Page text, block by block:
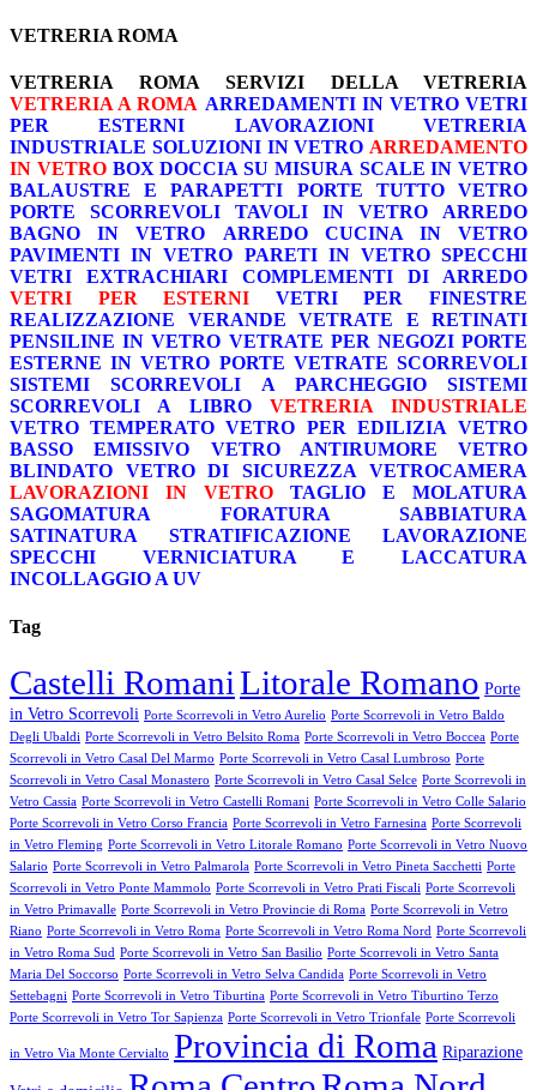
VETRERIA ROMA
VETRERIA ROMA
SERVIZI DELLA VETRERIA
VETRERIA A ROMA ARREDAMENTI IN VETRO VETRI
PER ESTERNI
LAVORAZIONI
VETRERIA
INDUSTRIALE SOLUZIONI IN VETRO ARREDAMENTO
IN VETRO BOX DOCCIA SU MISURA SCALE IN VETRO
BALAUSTRE E PARAPETTI
PORTE TUTTO VETRO
PORTE SCORREVOLI
TAVOLI IN VETRO
ARREDO
BAGNO IN VETRO
ARREDO CUCINA IN VETRO
PAVIMENTI IN VETRO PARETI IN VETRO SPECCHI
VETRI EXTRACHIARI
COMPLEMENTI DI ARREDO
VETRI PER ESTERNI
VETRI PER FINESTRE
REALIZZAZIONE VERANDE
VETRATE E RETINATI
PENSILINE IN VETRO VETRATE PER NEGOZI PORTE
ESTERNE IN VETRO PORTE VETRATE SCORREVOLI
SISTEMI SCORREVOLI A PARCHEGGIO
SISTEMI
SCORREVOLI A LIBRO
VETRERIA INDUSTRIALE
VETRO TEMPERATO VETRO PER EDILIZIA VETRO
BASSO EMISSIVO
VETRO ANTIRUMORE
VETRO
BLINDATO
VETRO DI SICUREZZA
VETROCAMERA
LAVORAZIONI IN VETRO
TAGLIO E MOLATURA
SAGOMATURA
FORATURA
SABBIATURA
SATINATURA
STRATIFICAZIONE
LAVORAZIONE
SPECCHI
VERNICIATURA E LACCATURA
INCOLLAGGIO A UV
Tag
Castelli RomaniLitorale Romano Porte
in Vetro Scorrevoli Porte Scorrevoli in Vetro Aurelio Porte Scorrevoli in Vetro Baldo
Degli Ubaldi Porte Scorrevoli in Vetro Belsito Roma Porte Scorrevoli in Vetro Boccea Porte
Scorrevoli in Vetro Casal Del Marmo Porte Scorrevoli in Vetro Casal Lumbroso Porte
Scorrevoli in Vetro Casal Monastero Porte Scorrevoli in Vetro Casal Selce Porte Scorrevoli in
Vetro Cassia Porte Scorrevoli in Vetro Castelli Romani Porte Scorrevoli in Vetro Colle Salario
Porte Scorrevoli in Vetro Corso Francia Porte Scorrevoli in Vetro Farnesina Porte Scorrevoli
in Vetro Fleming Porte Scorrevoli in Vetro Litorale Romano Porte Scorrevoli in Vetro Nuovo
Salario Porte Scorrevoli in Vetro Palmarola Porte Scorrevoli in Vetro Pineta Sacchetti Porte
Scorrevoli in Vetro Ponte Mammolo Porte Scorrevoli in Vetro Prati Fiscali Porte Scorrevoli
in Vetro Primavalle Porte Scorrevoli in Vetro Provincie di Roma Porte Scorrevoli in Vetro
Riano Porte Scorrevoli in Vetro Roma Porte Scorrevoli in Vetro Roma Nord Porte Scorrevoli
in Vetro Roma Sud Porte Scorrevoli in Vetro San Basilio Porte Scorrevoli in Vetro Santa
Maria Del Soccorso Porte Scorrevoli in Vetro Selva Candida Porte Scorrevoli in Vetro
Settebagni Porte Scorrevoli in Vetro Tiburtina Porte Scorrevoli in Vetro Tiburtino Terzo
Porte Scorrevoli in Vetro Tor Sapienza Porte Scorrevoli in Vetro Trionfale Porte Scorrevoli
in Vetro Via Monte Cervialto Provincia di Roma Riparazione